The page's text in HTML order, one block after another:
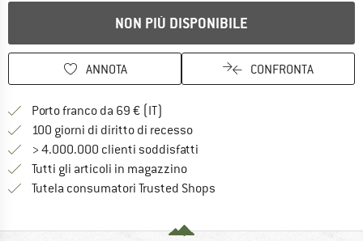
NON PIÙ DISPONIBILE
ANNOTA CONFRONTA
Porto franco da 69 € (IT)
100 giorni di diritto di recessoVai alla politica di recesso qui
> 4.000.000 clienti soddisfatti
Tutti gli articoli in magazzino
Tutela consumatori Trusted Shops